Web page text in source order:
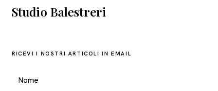
Studio Balestreri
RICEVI I NOSTRI ARTICOLI IN EMAIL